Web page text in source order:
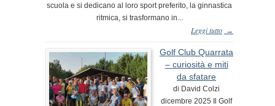
scuola e si dedicano al loro sport preferito, la ginnastica
ritmica, si trasformano in...
Leggi tutto →
Golf Club Quarrata
– curiosità e miti
da sfatare
di David Colzi
dicembre 2025 Il Golf